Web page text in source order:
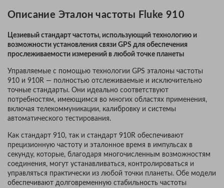
Описание Эталон частоты Fluke 910
Цезиевый стандарт частоты, использующий технологию и
возможности установления связи GPS для обеспечения
прослеживаемости измерений в любой точке планеты
Управляемые с помощью технологии GPS эталоны частоты
910 и 910R — полностью отслеживаемые и исключительно
точные стандарты. Они идеально соответствуют
потребностям, имеющимся во многих областях применения,
включая телекоммуникации, калибровку и системы
автоматического тестирования.
Как стандарт 910, так и стандарт 910R обеспечивают
прецизионную частоту и эталонное время в импульсах в
секунду, которые, благодаря многочисленным возможностям
соединения, могут устанавливаться, контролироваться и
управляться практически из любой точки планеты. Обе модели
обеспечивают долговременную стабильность частоты